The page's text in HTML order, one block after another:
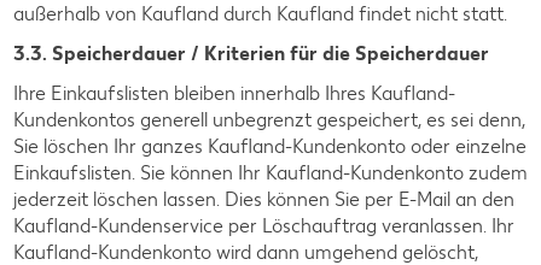
außerhalb von Kaufland durch Kaufland findet nicht statt.
3.3. Speicherdauer / Kriterien für die Speicherdauer
Ihre Einkaufslisten bleiben innerhalb Ihres Kaufland-
Kundenkontos generell unbegrenzt gespeichert, es sei denn,
Sie löschen Ihr ganzes Kaufland-Kundenkonto oder einzelne
Einkaufslisten. Sie können Ihr Kaufland-Kundenkonto zudem
jederzeit löschen lassen. Dies können Sie per E-Mail an den
Kaufland-Kundenservice per Löschauftrag veranlassen. Ihr
Kaufland-Kundenkonto wird dann umgehend gelöscht,